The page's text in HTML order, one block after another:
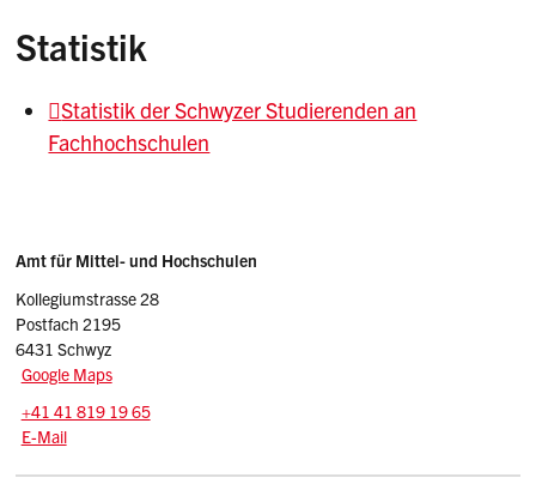
Statistik
Statistik der Schwyzer Studierenden an
Fachhochschulen
Sidebar
Adresse
Amt für Mittel- und Hochschulen
Kollegiumstrasse 28
Postfach 2195
6431 Schwyz
Google Maps
Tel.:
+41 41 819 19 65
E-Mail: amh
E-Mail